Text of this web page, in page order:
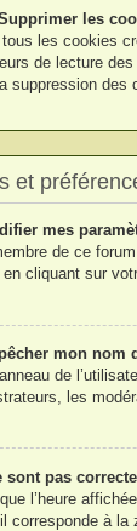
les
les cookies
de lecture
suppression des
et
mes
de ce
cliquant sur
mon nom
de
les
sont pas
l’heure
corresponde à